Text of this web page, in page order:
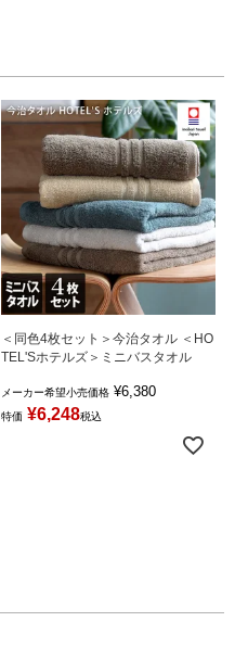
＜同色4枚セット＞今治タオル ＜HO
TEL'Sホテルズ＞ミニバスタオル
メーカー希望小売価格 ¥6,380
特価 ¥6,248税込